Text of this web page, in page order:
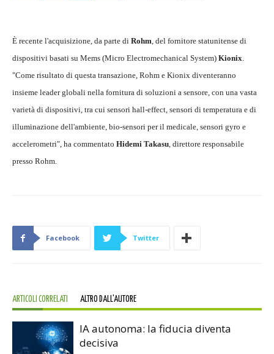
È recente l'acquisizione, da parte di Rohm, del fornitore statunitense di
dispositivi basati su Mems (Micro Electromechanical System) Kionix.
"Come risultato di questa transazione, Rohm e Kionix diventeranno
insieme leader globali nella fornitura di soluzioni a sensore, con una vasta
varietà di dispositivi, tra cui sensori hall-effect, sensori di temperatura e di
illuminazione dell'ambiente, bio-sensori per il medicale, sensori gyro e
accelerometri", ha commentato Hidemi Takasu, direttore responsabile
presso Rohm.
Facebook Twitter
ARTICOLI CORRELATI ALTRO DALL'AUTORE
IA autonoma: la fiducia diventa
decisiva